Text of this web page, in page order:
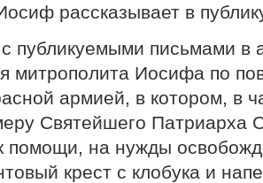
рассказывает в
публикуемыми письмами в
митрополита Иосифа по
армией, в котором, в
Святейшего Патриарха
помощи, на нужды
крест с клобука и